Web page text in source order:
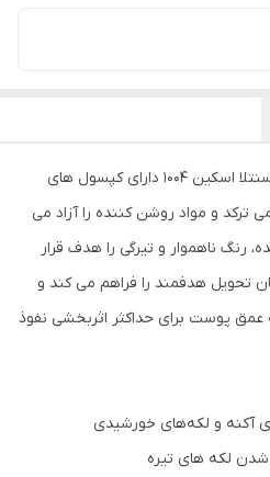
کرم مرطوب کننده روشن کننده سنتلا اسکین 1004 دارای کپسول های
و مواد روشن کننده را آزاد می
رنگ ناهموار و تیرگی را هدف قرار
تحویل هدفمند را فراهم می کند و
پوست برای حداکثر اثربخشی نفوذ
آکنه و لکه‌های خورشیدی
شدن لکه های تیره